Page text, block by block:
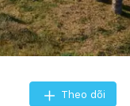
Theo dõi